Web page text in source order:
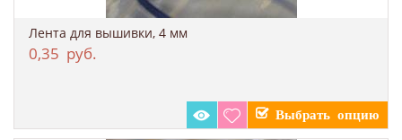
Лента для вышивки, 4 мм
0,35 руб.